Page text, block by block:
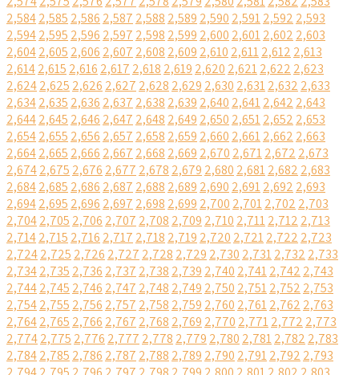
2,5842,585 2,586 2,587 2,588 2,589 2,590 2,5912,592 2,593
2,5942,595 2,596 2,597 2,598 2,599 2,600 2,6012,602 2,603
2,6042,605 2,606 2,607 2,608 2,609 2,610 2,6112,612 2,613
2,6142,615 2,616 2,617 2,618 2,619 2,620 2,6212,622 2,623
2,6242,625 2,626 2,627 2,628 2,629 2,630 2,6312,632 2,633
2,6342,635 2,636 2,637 2,638 2,639 2,640 2,6412,642 2,643
2,6442,645 2,646 2,647 2,648 2,649 2,650 2,6512,652 2,653
2,6542,655 2,656 2,657 2,658 2,659 2,660 2,6612,662 2,663
2,6642,665 2,666 2,667 2,668 2,669 2,670 2,6712,672 2,673
2,6742,675 2,676 2,677 2,678 2,679 2,680 2,6812,682 2,683
2,6842,685 2,686 2,687 2,688 2,689 2,690 2,6912,692 2,693
2,6942,695 2,696 2,697 2,698 2,699 2,700 2,7012,702 2,703
2,7042,705 2,706 2,707 2,708 2,709 2,710 2,7112,712 2,713
2,7142,715 2,716 2,717 2,718 2,719 2,720 2,7212,722 2,723
2,7242,725 2,726 2,727 2,728 2,729 2,730 2,7312,732 2,733
2,7342,735 2,736 2,737 2,738 2,739 2,740 2,7412,742 2,743
2,7442,745 2,746 2,747 2,748 2,749 2,750 2,7512,752 2,753
2,7542,755 2,756 2,757 2,758 2,759 2,760 2,7612,762 2,763
2,7642,765 2,766 2,767 2,768 2,769 2,770 2,7712,772 2,773
2,7742,775 2,776 2,777 2,778 2,779 2,780 2,7812,782 2,783
2,7842,785 2,786 2,787 2,788 2,789 2,790 2,7912,792 2,793